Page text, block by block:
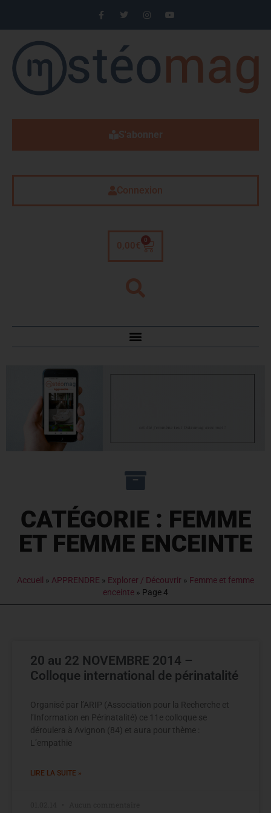
S'abonner
Connexion
0,00 €
0
CATÉGORIE : FEMME
ET FEMME ENCEINTE
Accueil » APPRENDRE » Explorer / Découvrir » Femme et femme
enceinte » Page 4
20 au 22 NOVEMBRE 2014 –
Colloque international de périnatalité
Organisé par l’ARIP (Association pour la Recherche et
l’Information en Périnatalité) ce 11e colloque se
déroulera à Avignon (84) et aura pour thème :
L’empathie
LIRE LA SUITE »